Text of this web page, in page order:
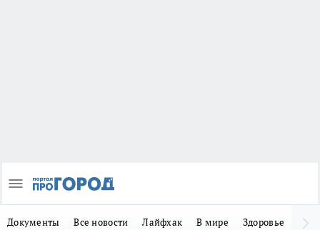
Документы Все новости Лайфхак В мире Здоровье